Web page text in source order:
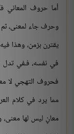
أما حروف المعاني
وحرف جاء لمعنى،
يقترن بزمن، وهذا
في نفسه، فـفي تدل
فحروف التهجي لا
مما يرد في كلام
معانٍ ليس لها معنى،